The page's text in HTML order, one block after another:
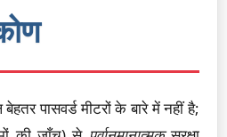
पासवर्ड मीटरों के बारे में नहीं है;